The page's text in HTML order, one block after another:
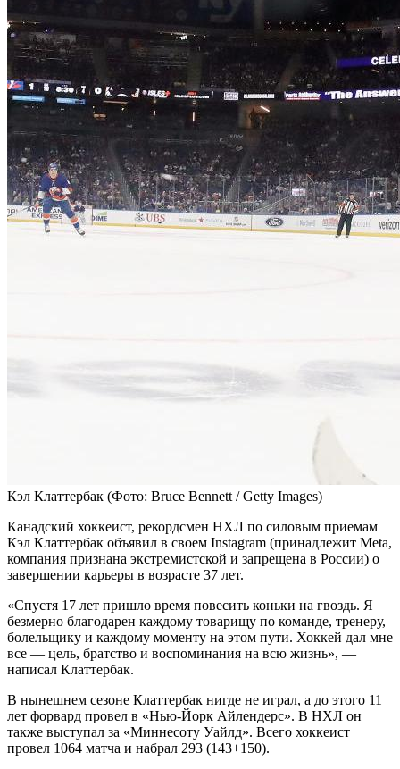
Кэл Клаттербак (Фото: Bruce Bennett / Getty Images)
Канадский хоккеист, рекордсмен НХЛ по силовым приемам
Кэл Клаттербак объявил в своем Instagram (принадлежит Meta,
компания признана экстремистской и запрещена в России) о
завершении карьеры в возрасте 37 лет.
«Спустя 17 лет пришло время повесить коньки на гвоздь. Я
безмерно благодарен каждому товарищу по команде, тренеру,
болельщику и каждому моменту на этом пути. Хоккей дал мне
все — цель, братство и воспоминания на всю жизнь», —
написал Клаттербак.
В нынешнем сезоне Клаттербак нигде не играл, а до этого 11
лет форвард провел в «Нью-Йорк Айлендерс». В НХЛ он
также выступал за «Миннесоту Уайлд». Всего хоккеист
провел 1064 матча и набрал 293 (143+150).